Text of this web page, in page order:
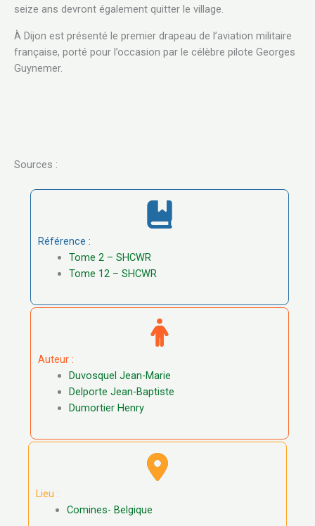
seize ans devront également quitter le village.
À Dijon est présenté le premier drapeau de l’aviation militaire
française, porté pour l’occasion par le célèbre pilote Georges
Guynemer.
Sources :
Référence :
Tome 2 – SHCWR
Tome 12 – SHCWR
Auteur :
Duvosquel Jean-Marie
Delporte Jean-Baptiste
Dumortier Henry
Lieu :
Comines- Belgique